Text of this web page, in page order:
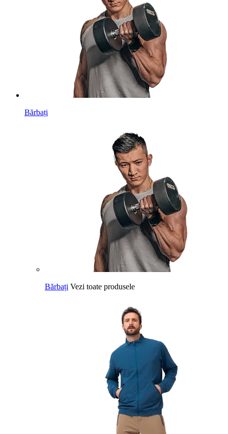
Bărbați
Bărbați Vezi toate produsele